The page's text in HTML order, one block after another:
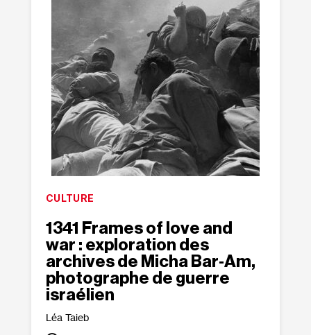
CULTURE
1341 Frames of love and
war : exploration des
archives de Micha Bar‐​Am,
photographe de guerre
israélien
Léa Taieb